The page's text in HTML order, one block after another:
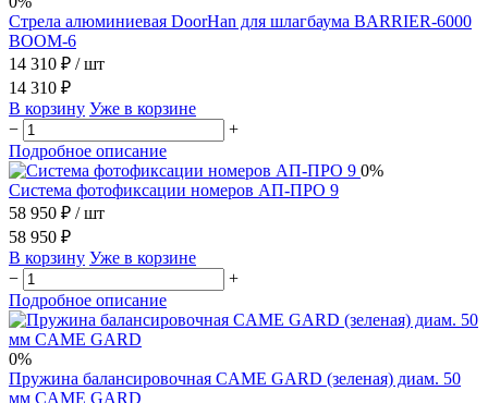
Стрела алюминиевая DoorHan для шлагбаума BARRIER-6000
BOOM-6
14 310 ₽ / шт
14 310 ₽
В корзину Уже в корзине
−
+
Подробное описание
0%
Система фотофиксации номеров АП-ПРО 9
58 950 ₽ / шт
58 950 ₽
В корзину Уже в корзине
−
+
Подробное описание
0%
Пружина балансировочная CAME GARD (зеленая) диам. 50
мм CAME GARD